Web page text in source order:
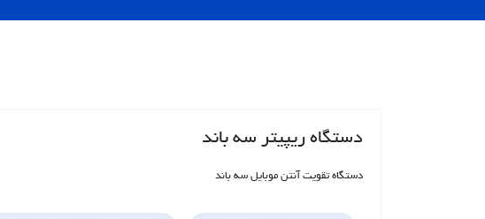
دستگاه ریپیتر سه باند
دستگاه تقویت آنتن موبایل سه باند